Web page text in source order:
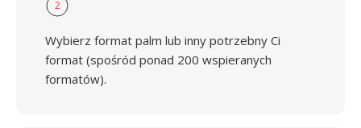
2
Wybierz format palm lub inny potrzebny Ci
format (spośród ponad 200 wspieranych
formatów).